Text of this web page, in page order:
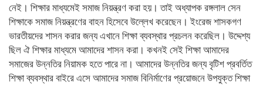
নেই। শিক্ষার মাধ্যমেই সমাজ নিয়ন্ত্রণ করা হয়। তাই অধ্যাপক রঙ্গলাল সেন
শিক্ষাকে সমাজ নিয়ন্ত্রণের বাহন হিসেবে উল্লেখ করেছেন। ইংরেজ শাসকগণ
ভারতীয়দের শাসন করার জন্য এখানে শিক্ষা ব্যবস্থার প্রচলন করেছিল। উদ্দেশ্য
ছিল ঐ শিক্ষার মাধ্যমে আমাদের শাসন করা। কখনই সেই শিক্ষা আমাদের
সমাজের উন্নতির নিয়ামক হতে পারে না। আমাদের উন্নতির জন্য বৃটিশ প্রবর্তিত
শিক্ষা ব্যবস্থার বাইরে এসে আমাদের সমাজ বিনির্মাণের প্রয়োজনে উপযুক্ত শিক্ষা